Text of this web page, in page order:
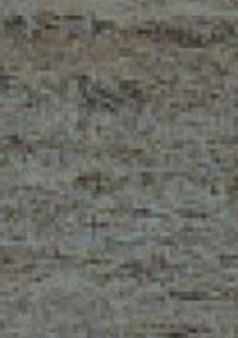
KONTAKTY Warszawska 109 - 05-092
Łomianki
TEL
+48 22 751 20 22
info@pl.merlo.com
MERLO GROUP